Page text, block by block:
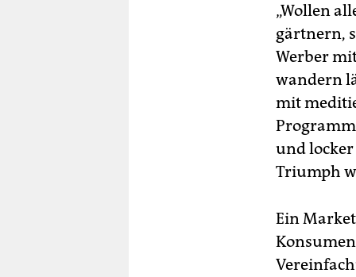
„Wollen
gärtnern,
Werber
wandern
mit
und
Triumph
Ein